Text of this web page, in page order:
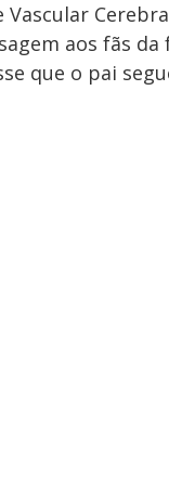
Vascular
aos fãs da
que o pai